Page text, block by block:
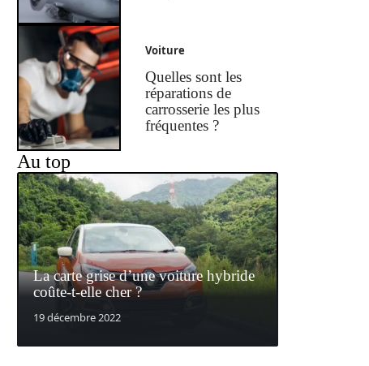
Voiture
Quelles sont les
réparations de
carrosserie les plus
fréquentes ?
Au top
La carte grise d’une voiture hybride
coûte-t-elle cher ?
19 décembre 2022